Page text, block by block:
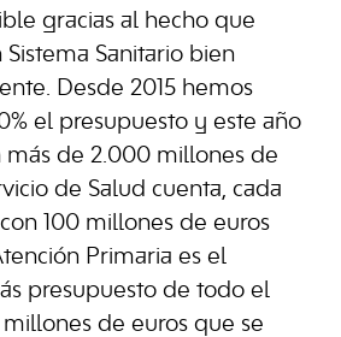
gracias al hecho que
Sanitario bien
Desde 2015 hemos
el presupuesto y este año
más de 2.000 millones de
de Salud cuenta, cada
100 millones de euros
Primaria es el
presupuesto de todo el
de euros que se